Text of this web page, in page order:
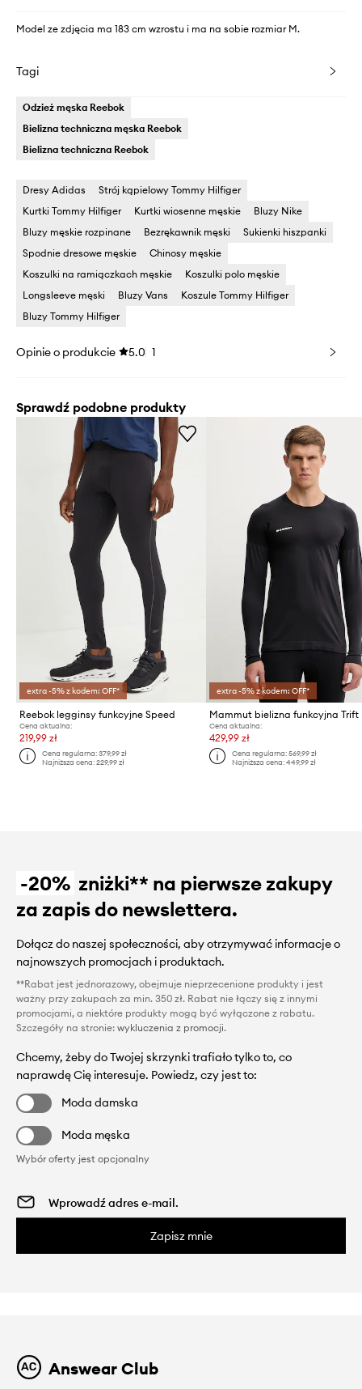
Model ze zdjęcia ma 183 cm wzrostu i ma na sobie rozmiar M.
Tagi
Odzież męska Reebok
Bielizna techniczna męska Reebok
Bielizna techniczna Reebok
Dresy Adidas
Strój kąpielowy Tommy Hilfiger
Kurtki Tommy Hilfiger
Kurtki wiosenne męskie
Bluzy Nike
Bluzy męskie rozpinane
Bezrękawnik męski
Sukienki hiszpanki
Spodnie dresowe męskie
Chinosy męskie
Koszulki na ramiączkach męskie
Koszulki polo męskie
Longsleeve męski
Bluzy Vans
Koszule Tommy Hilfiger
Bluzy Tommy Hilfiger
Opinie o produkcie 5.0 1
Sprawdź podobne produkty
extra -5% z kodem: OFF*
Reebok legginsy funkcyjne Speed
Cena aktualna:
219,99 zł
Cena regularna:379,99 zł
Najniższa cena:229,99 zł
extra -5% z kodem: OFF*
Mammut bielizna funkcyjna Trift
Cena aktualna:
429,99 zł
Cena regularna: 569,99 zł
Najniższa cena: 449,99 zł
-20% zniżki** na pierwsze zakupy
za zapis do newslettera.
Dołącz do naszej społeczności, aby otrzymywać informacje o
najnowszych promocjach i produktach.
**Rabat jest jednorazowy, obejmuje nieprzecenione produkty i jest
ważny przy zakupach za min. 350 zł. Rabat nie łączy się z innymi
promocjami, a niektóre produkty mogą być wyłączone z rabatu.
Szczegóły na stronie: wykluczenia z promocji.
Chcemy, żeby do Twojej skrzynki trafiało tylko to, co
naprawdę Cię interesuje. Powiedz, czy jest to:
Moda damska
Moda męska
Wybór oferty jest opcjonalny
Zapisz mnie
Answear Club